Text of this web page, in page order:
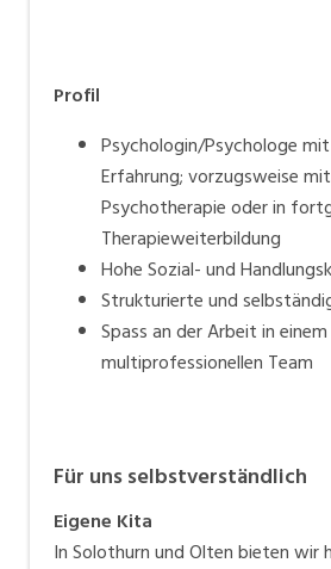
Profil
Psychologin/Psychologe
Erfahrung; vorzugsweise
Psychotherapie oder in
Therapieweiterbildung
Hohe Sozial- und
Strukturierte und
Spass an der Arbeit in einem
multiprofessionellen Team
Für uns selbstverständlich
Eigene Kita
In Solothurn und Olten bieten wir